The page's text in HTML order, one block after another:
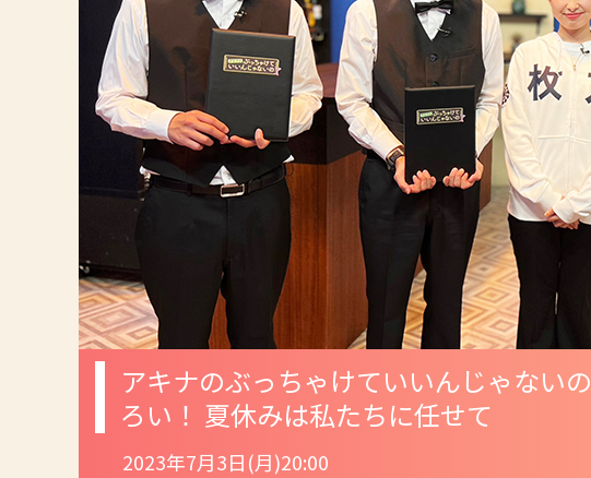
アキナのぶっちゃけていいんじゃないの
ろい！ 夏休みは私たちに任せて
2023年7月3日(月)20:00